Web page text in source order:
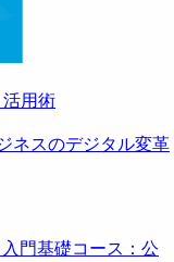
用術
ネスのデジタル変革
門基礎コース：公